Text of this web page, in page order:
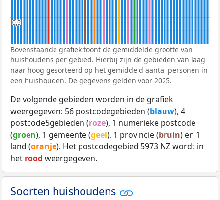
0,5
0,5
Bovenstaande grafiek toont de gemiddelde grootte van
huishoudens per gebied. Hierbij zijn de gebieden van laag
naar hoog gesorteerd op het gemiddeld aantal personen in
een huishouden. De gegevens gelden voor 2025.
De volgende gebieden worden in de grafiek
weergegeven: 56 postcodegebieden (blauw), 4
postcode5gebieden (roze), 1 numerieke postcode
(groen), 1 gemeente (geel), 1 provincie (bruin) en 1
land (oranje). Het postcodegebied 5973 NZ wordt in
het rood weergegeven.
Soorten huishoudens